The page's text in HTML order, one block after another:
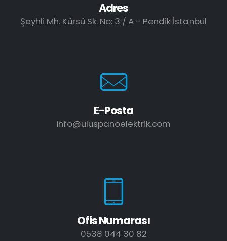
Adres
Şeyhli Mh. Kürsü Sk. No: 3 / A - Pendik İstanbul
E-Posta
info@uluspanoelektrik.com
Ofis Numarası
0538 044 30 82